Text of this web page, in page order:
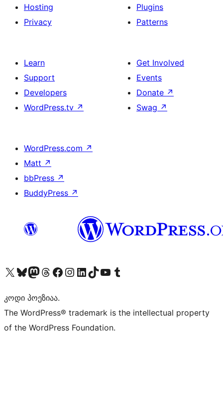
Hosting
Privacy
Plugins
Patterns
Learn
Support
Developers
WordPress.tv ↗
Get Involved
Events
Donate ↗
Swag ↗
WordPress.com ↗
Matt ↗
bbPress ↗
BuddyPress ↗
Visit our X (formerly Twitter) account
Visit our Bluesky account
Visit our Mastodon account
Visit our Threads account
Visit our Facebook page
Visit our Instagram account
Visit our LinkedIn account
Visit our TikTok account
Visit our YouTube channel
Visit our Tumblr account
კოდი პოეზიაა.
The WordPress® trademark is the intellectual property
of the WordPress Foundation.